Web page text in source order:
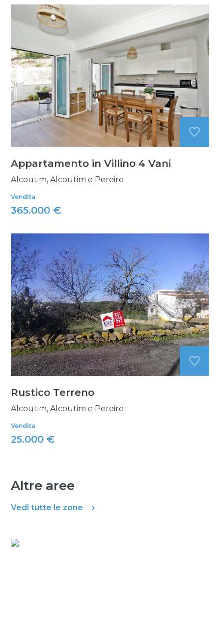
Appartamento in Villino 4 Vani
Alcoutim, Alcoutim e Pereiro
Vendita
365.000 €
Rustico Terreno
Alcoutim, Alcoutim e Pereiro
Vendita
25.000 €
Altre aree
Vedi tutte le zone